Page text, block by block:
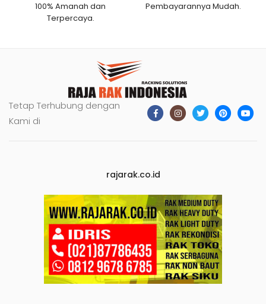
100% Amanah dan
Terpercaya.
Pembayarannya Mudah.
Tetap Terhubung dengan
Kami di
rajarak.co.id